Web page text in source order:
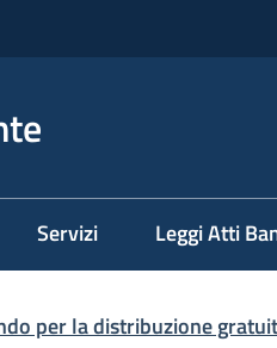
Servizi Leggi Atti
per la distribuzione